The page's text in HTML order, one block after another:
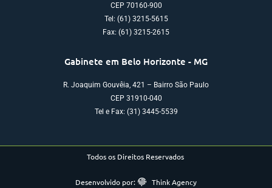
CEP 70160-900
Tel: (61) 3215-5615
Fax: (61) 3215-2615
Gabinete em Belo Horizonte - MG
R. Joaquim Gouvêia, 421 – Bairro São Paulo
CEP 31910-040
Tel e Fax: (31) 3445-5539
Todos os Direitos Reservados
Desenvolvido por: Think Agency